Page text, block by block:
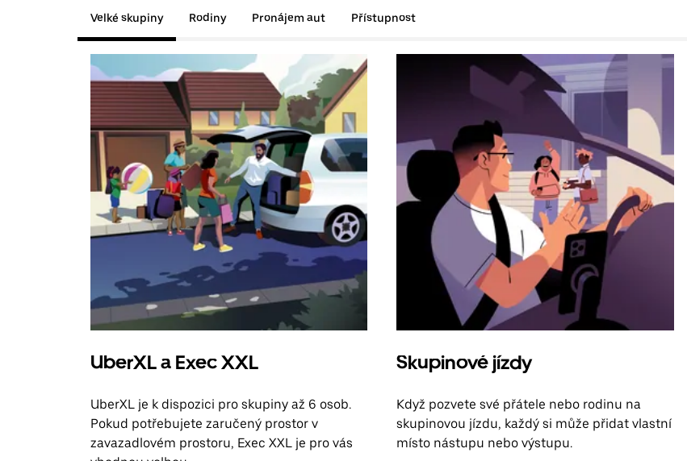
Velké skupiny Rodiny Pronájem aut Přístupnost
UberXL a Exec XXL
UberXL je k dispozici pro skupiny až 6 osob.
Pokud potřebujete zaručený prostor v
zavazadlovém prostoru, Exec XXL je pro vás
Skupinové jízdy
Když pozvete své přátele nebo rodinu na
skupinovou jízdu, každý si může přidat vlastní
místo nástupu nebo výstupu.